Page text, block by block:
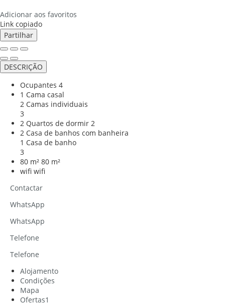
Adicionar aos favoritos
Link copiado
Partilhar
DESCRIÇÃO
Ocupantes 4
1 Cama casal
2 Camas individuais
3
2 Quartos de dormir 2
2 Casa de banhos com banheira
1 Casa de banho
3
80 m² 80 m²
wifi wifi
Contactar
WhatsApp
WhatsApp
Telefone
Telefone
Alojamento
Condições
Mapa
Ofertas1